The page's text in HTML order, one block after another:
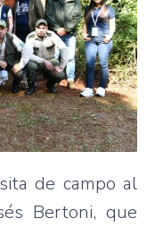
de campo al
Bertoni, que